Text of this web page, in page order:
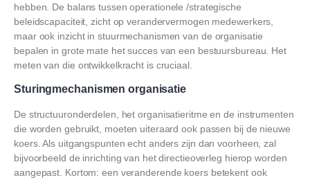
hebben. De balans tussen operationele /strategische
beleidscapaciteit, zicht op verandervermogen medewerkers,
maar ook inzicht in stuurmechanismen van de organisatie
bepalen in grote mate het succes van een bestuursbureau. Het
meten van die ontwikkelkracht is cruciaal.
Sturingmechanismen organisatie
De structuuronderdelen, het organisatieritme en de instrumenten
die worden gebruikt, moeten uiteraard ook passen bij de nieuwe
koers. Als uitgangspunten echt anders zijn dan voorheen, zal
bijvoorbeeld de inrichting van het directieoverleg hierop worden
aangepast. Kortom: een veranderende koers betekent ook